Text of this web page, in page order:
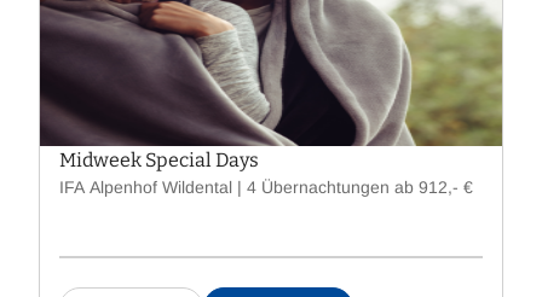
Midweek Special Days
IFA Alpenhof Wildental | 4 Übernachtungen ab 912,- €